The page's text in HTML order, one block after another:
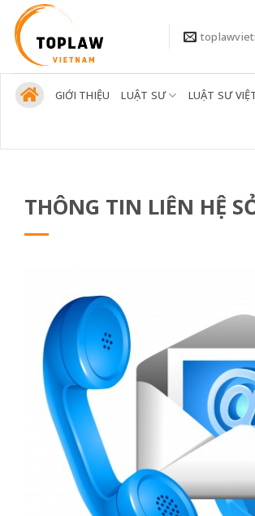
qua
nội
dung
GIỚI THIỆU LUẬT SƯ LUẬT SƯ
THÔNG TIN LIÊN HỆ